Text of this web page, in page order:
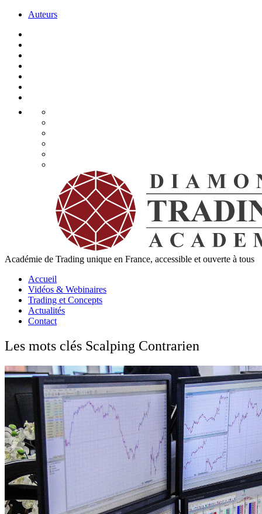
Auteurs
Académie de Trading unique en France, accessible et ouverte à tous
Accueil
Vidéos & Webinaires
Trading et Concepts
Actualités
Contact
Les mots clés Scalping Contrarien